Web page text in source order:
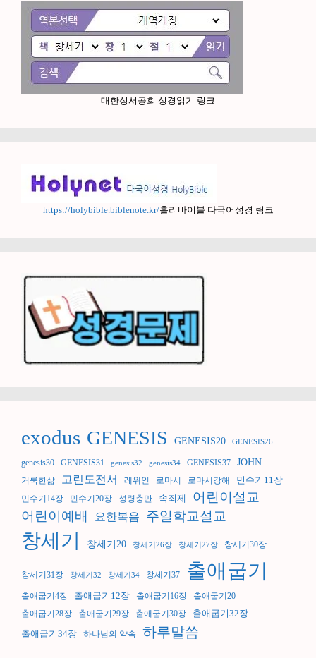
대한성서공회 성경읽기 링크
https://holybible.biblenote.kr/홀리바이블 다국어성경 링크
exodus GENESIS GENESIS20 GENESIS26
genesis30 GENESIS31 genesis32 genesis34 GENESIS37 JOHN
거룩한삶 고린도전서 레위인 로마서 로마서강해 민수기11장
민수기14장 민수기20장 성령충만 속죄제
어린이설교
어린이예배
요한복음 주일학교설교
창세기 창세기20 창세기26장 창세기27장 창세기30장
창세기31장 창세기32 창세기34 창세기37 출애굽기
출애굽기4장 출애굽기12장 출애굽기16장
출애굽기20
출애굽기28장
출애굽기29장 출애굽기30장 출애굽기32장
출애굽기34장 하나님의 약속 하루말씀